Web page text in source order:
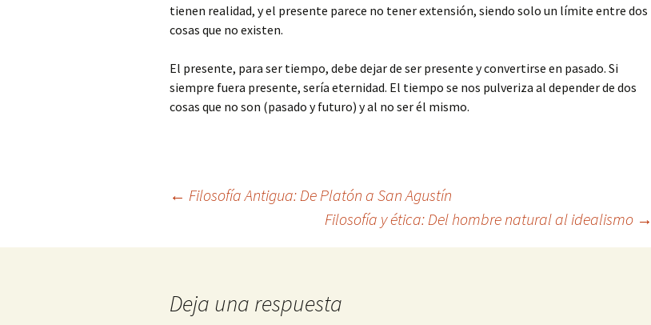
tienen realidad, y el presente parece no tener extensión, siendo solo un límite entre dos
cosas que no existen.
El presente, para ser tiempo, debe dejar de ser presente y convertirse en pasado. Si
siempre fuera presente, sería eternidad. El tiempo se nos pulveriza al depender de dos
cosas que no son (pasado y futuro) y al no ser él mismo.
Navegación
de
← Filosofía Antigua: De Platón a San Agustín
Filosofía y ética: Del hombre natural al idealismo →
Deja una respuesta